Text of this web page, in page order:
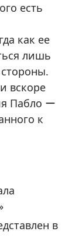
есть
как ее
лишь
вскоре
Пабло ー
к
в